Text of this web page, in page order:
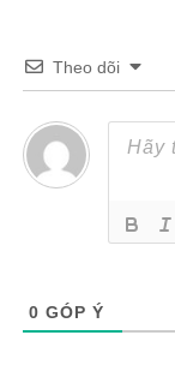
Theo dõi
0 GÓP Ý